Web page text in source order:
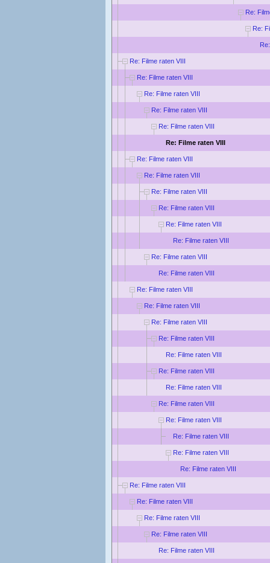
Re:
Re:
Re: Filme raten VIII
Re: Filme raten VIII
Re: Filme raten VIII
Re: Filme raten VIII
Re: Filme raten VIII
Re: Filme raten VIII
Re: Filme raten VIII
Re: Filme raten VIII
Re: Filme raten VIII
Re: Filme raten VIII
Re: Filme raten VIII
Re: Filme raten VIII
Re: Filme raten VIII
Re: Filme raten VIII
Re: Filme raten VIII
Re: Filme raten VIII
Re: Filme raten VIII
Re: Filme raten VIII
Re: Filme raten VIII
Re: Filme raten VIII
Re: Filme raten VIII
Re: Filme raten VIII
Re: Filme raten VIII
Re: Filme raten VIII
Re: Filme raten VIII
Re: Filme raten VIII
Re: Filme raten VIII
Re: Filme raten VIII
Re: Filme raten VIII
Re: Filme raten VIII
Re: Filme raten VIII